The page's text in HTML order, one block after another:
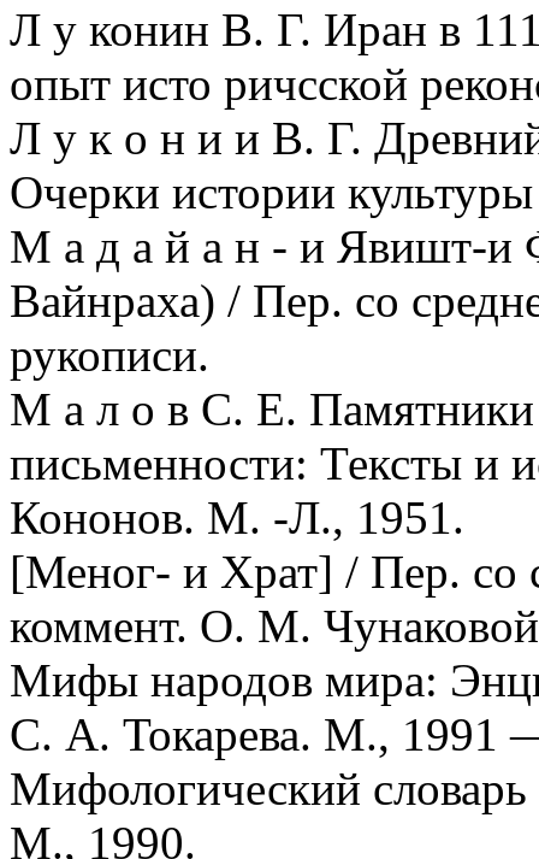
Л у конин В. Г. Иран в
опыт исто ричсской
Л у к о н и и В. Г.
Очерки истории
М а д а й а н - и Явишт-и
Вайнраха) / Пер. со
рукописи.
М а л о в С. Е. Памятники
письменности: Тексты и
Кононов. М. -Л., 1951.
[Меног- и Храт] / Пер. со
коммент. О. М.
Мифы народов мира:
С. А. Токарева. М., 1991
Мифологический
М., 1990.